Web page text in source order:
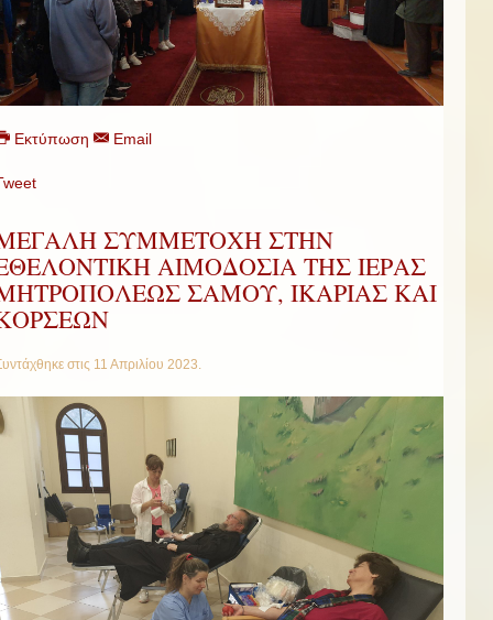
Εκτύπωση Email
ΣΥΜΜΕΤΟΧΗ ΣΤΗΝ
ΑΙΜΟΔΟΣΙΑ ΤΗΣ ΙΕΡΑΣ
ΣΑΜΟΥ, ΙΚΑΡΙΑΣ ΚΑΙ
στις 11 Απριλίου 2023.